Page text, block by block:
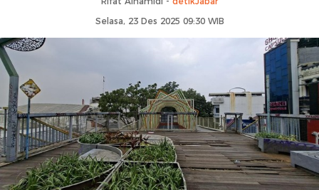
Selasa, 23 Des 2025 09:30 WIB